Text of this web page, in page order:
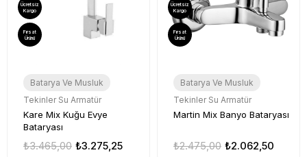
Batarya Ve Musluk
Tekinler Su Armatür
Kare Mix Kuğu Evye
Bataryası
₺3.275,25
₺3.465,00
Ücretsiz
Kargo
Fırsat
Ürünü
Batarya Ve Musluk
Tekinler Su Armatür
Martin Mix Banyo Bataryası
₺2.062,50
₺2.475,00
Ücretsiz
Kargo
Fırsat
Ürünü